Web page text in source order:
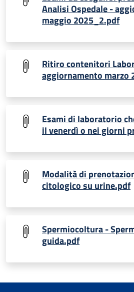
Analisi Ospedale -
maggio 2025_2.pdf
Ritiro contenitori
aggiornamento marzo
Esami di laboratorio
il venerdì o nei giorni
Modalità di
citologico su urine.pdf
Spermiocoltura -
guida.pdf